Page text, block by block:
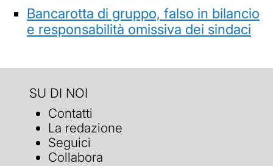
Bancarotta di gruppo, falso in bilancio
e responsabilità omissiva dei sindaci
SU DI NOI
Contatti
La redazione
Seguici
Collabora